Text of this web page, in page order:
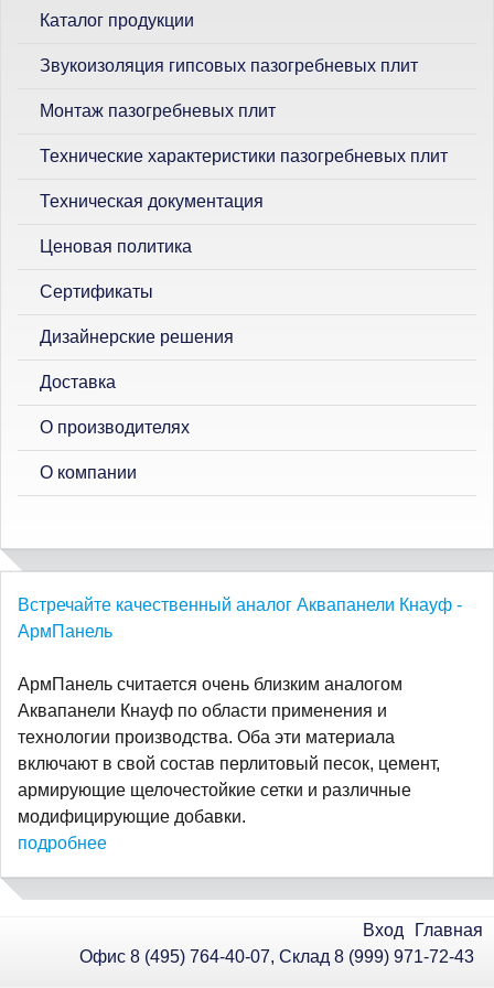
Каталог продукции
Звукоизоляция гипсовых пазогребневых плит
Монтаж пазогребневых плит
Технические характеристики пазогребневых плит
Техническая документация
Ценовая политика
Сертификаты
Дизайнерские решения
Доставка
О производителях
О компании
Встречайте качественный аналог Аквапанели Кнауф -
АрмПанель
АрмПанель считается очень близким аналогом
Аквапанели Кнауф по области применения и
технологии производства. Оба эти материала
включают в свой состав перлитовый песок, цемент,
армирующие щелочестойкие сетки и различные
модифицирующие добавки.
подробнее
Вход
Главная
Офис 8 (495) 764-40-07, Склад 8 (999) 971-72-43